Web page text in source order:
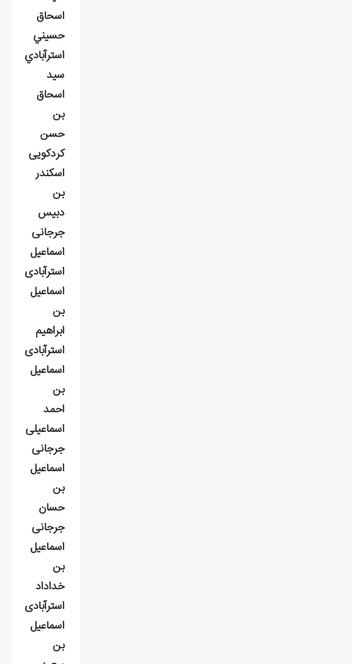
اسحاق
حسيني
استرآبادي
سید
اسحاق
بن
حسن
کردکویی
اسکندر
بن
دبیس
جرجانی
اسماعيل
استرآبادی
اسماعیل
بن
ابراهیم
استرآبادی
اسماعيل
بن
احمد
اسماعيلی
جرجانی
اسماعيل
بن
حسان
جرجانی
اسماعيل
بن
خداداد
استرآبادی
اسماعيل
بن